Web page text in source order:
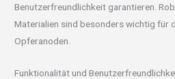
Benutzerfreundlichkeit garantieren.
Materialien sind besonders wichtig für
Opferanoden.
Funktionalität und